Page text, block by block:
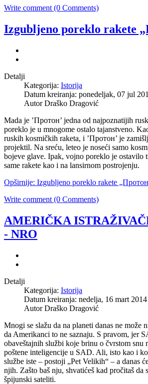
Write comment (0 Comments)
Izgubljeno poreklo rakete
Detalji
Kategorija: Istorija
Datum kreiranja: ponedeljak, 07 jul
Autor Draško Dragović
Mada je ’Протон’ jedna od najpoznatijih
poreklo je u mnogome ostalo tajanstveno.
ruskih kosmičkih raketa, i ’Протон’ je
projektil. Na sreću, leteo je noseći samo
bojeve glave. Ipak, vojno poreklo je ostavilo
same rakete kao i na lansirnom postrojenju.
Opširnije: Izgubljeno poreklo rakete
Write comment (0 Comments)
AMERIČKA
- NRO
Detalji
Kategorija: Istorija
Datum kreiranja: nedelja, 16 mart
Autor Draško Dragović
Mnogi se slažu da na planeti danas ne može
da Amerikanci to ne saznaju. S pravom, jer
obaveštajnih službi koje brinu o čvrstom snu
poštene inteligencije u SAD. Ali, isto kao i
službe iste – postoji „Pet Velikih“ – a danas
njih. Zašto baš nju, shvatićeš kad pročitaš da
špijunski sateliti.